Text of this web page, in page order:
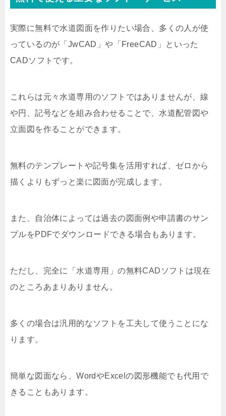
実際に無料で水道図面を作りたい場合、多くの人が使
っているのが「JwCAD」や「FreeCAD」といった
CADソフトです。
これらは元々水道専用のソフトではありませんが、線
や円、記号などを組み合わせることで、水道配管図や
立面図を作ることができます。
無料のテンプレートや記号集を活用すれば、ゼロから
描くよりもずっと楽に図面が完成します。
また、自治体によっては過去の図面例や申請書のサン
プルをPDFでダウンロードできる場合もあります。
ただし、完全に「水道専用」の無料CADソフトは現在
のところあまりありません。
多くの場合は汎用的なソフトを工夫して使うことにな
ります。
簡単な図面なら、WordやExcelの図形機能でも代用で
きることもあります。